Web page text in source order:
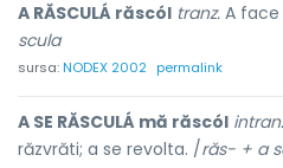
A RĂSCULÁ răscól tranz. A face
scula
sursa:NODEX 2002 permalink
A SE RĂSCULÁ mă răscól
răzvrăti; a se revolta. /răs- + a